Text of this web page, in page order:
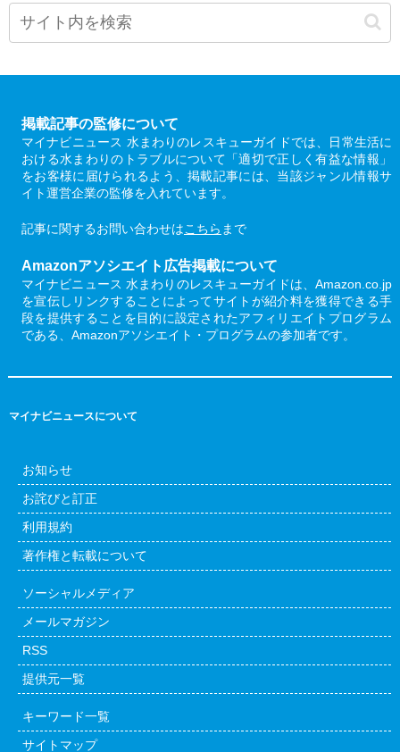
掲載記事の監修について
マイナビニュース 水まわりのレスキューガイドでは、日常生活に
おける水まわりのトラブルについて「適切で正しく有益な情報」
をお客様に届けられるよう、掲載記事には、当該ジャンル情報サ
イト運営企業の監修を入れています。
記事に関するお問い合わせはこちら まで
Amazonアソシエイト広告掲載について
マイナビニュース 水まわりのレスキューガイドは、Amazon.co.jp
を宣伝しリンクすることによってサイトが紹介料を獲得できる手
段を提供することを目的に設定されたアフィリエイトプログラム
である、Amazonアソシエイト・プログラムの参加者です。
マイナビニュースについて
お知らせ
お詫びと訂正
利用規約
著作権と転載について
ソーシャルメディア
メールマガジン
RSS
提供元一覧
キーワード一覧
サイトマップ